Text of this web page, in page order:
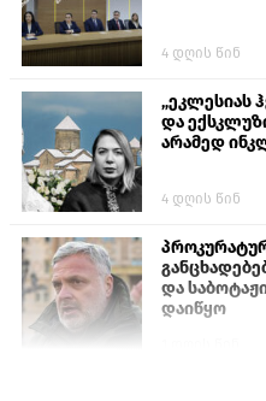
4 დღის წინ
„ეკლესიას
და
არამედ
4 დღის წინ
და
დაიწყო